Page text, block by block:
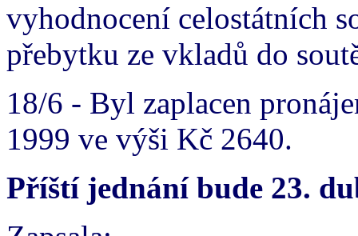
vyhodnocení celostátních
přebytku ze vkladů do
18/6 - Byl zaplacen
1999 ve výši Kč 2640.
Příští jednání bude 23.